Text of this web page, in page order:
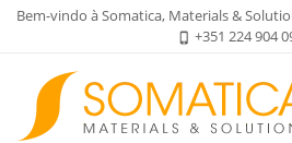
Bem-vindo à Somatica, Materials &
phone_iphone +351 224 904